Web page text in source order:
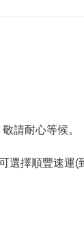
請耐心等候。
擇順豐速運(